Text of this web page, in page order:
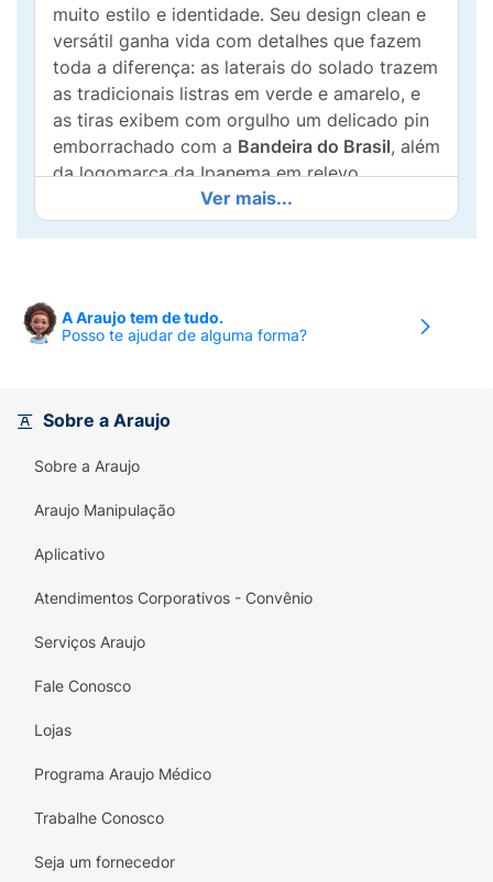
muito estilo e identidade. Seu design clean e
versátil ganha vida com detalhes que fazem
toda a diferença: as laterais do solado trazem
as tradicionais listras em verde e amarelo, e
as tiras exibem com orgulho um delicado pin
emborrachado com a Bandeira do Brasil, além
da logomarca da Ipanema em relevo.
Fabricado com o alto padrão de qualidade
que consagrou a Ipanema, este modelo é
peito do pé e um calce extremamente
confortável para o dia todo. O solado conta
seja no asfalto, no calçadão ou na areia da
praia. É o Brasil acompanhando você a cada
Principais Benefícios:
Identidade Nacional:
bandeira do Brasil e filetes coloridos (verde
brasileiro.
Conforto Ipanema:
pisadas leves e sem incômodos.
Versatilidade Máxima:
curinga absoluto, fácil de combinar com
Ver mais...
A Araujo tem de tudo.
Posso te ajudar de alguma forma?
Sobre a Araujo
Sobre a Araujo
Araujo Manipulação
Aplicativo
Atendimentos Corporativos - Convênio
Serviços Araujo
Fale Conosco
Lojas
Programa Araujo Médico
Trabalhe Conosco
Seja um fornecedor